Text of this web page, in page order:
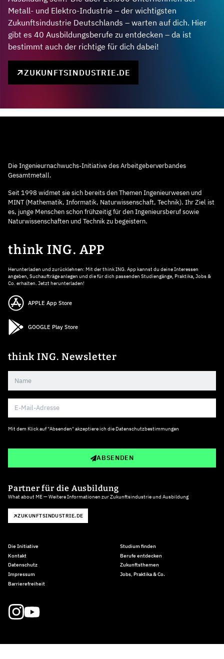
Metall- und Elektro-Industrie – der wichtigsten
Zukunftsindustrie Deutschlands – warten auf dich. Hier
gibt es 40 Ausbildungsberufe zu entdecken – da ist
bestimmt auch der richtige für dich dabei!
ZUKUNFTSINDUSTRIE.DE
Die Ingenieurnachwuchs-Initiative des Arbeitgeberverbandes
Gesamtmetall.
Seit 1998 widmet sie sich bereits den Themen Ingenieurwesen und
MINT (Mathematik, Informatik, Naturwissenschaft, Technik). Ihr Ziel ist
es, junge Menschen schon frühzeitig für den Ingenieursberuf sowie
Naturwissenschaften und Technik zu begeistern.
think ING. APP
Herunterladen und zurücklehnen: Mit der think ING. App kannst du deine Interessen
angeben, Suchaufträge anlegen und die für dich passenden Studiengänge, Praktika, Jobs &
Co. erhalten. Jetzt herunterladen!
APPLE App Store
GOOGLE Play Store
think ING. Newsletter
Mit dem Klick auf "Absenden" akzeptiere ich die Datenschutzbestimmungen
ABSENDEN
Partner für die Ausbildung
What about ME — Weitere Informationen zur Zukunftsindustrie und Ausbildung
ZUKUNFTSINDUSTRIE.DE
Die Initiative
Kontakt
Datenschutz
Impressum
Barrierefreiheit
Studium finden
Berufe entdecken
Zukunftsthemen
Jobs, Praktika & Co.